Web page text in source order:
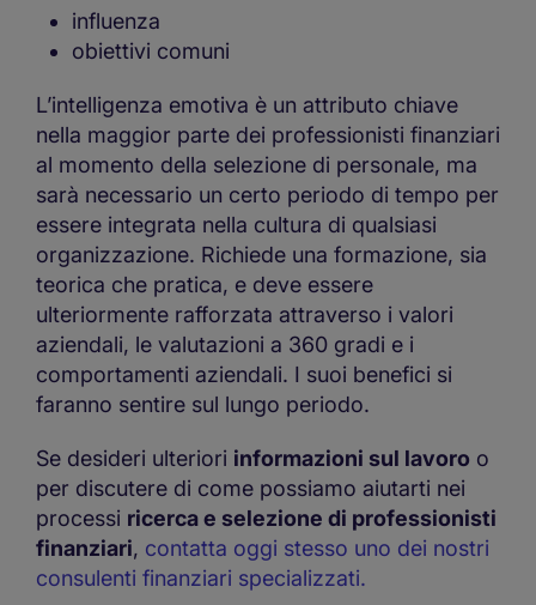
influenza
obiettivi comuni
L’intelligenza emotiva è un attributo chiave
nella maggior parte dei professionisti finanziari
al momento della selezione di personale, ma
sarà necessario un certo periodo di tempo per
essere integrata nella cultura di qualsiasi
organizzazione. Richiede una formazione, sia
teorica che pratica, e deve essere
ulteriormente rafforzata attraverso i valori
aziendali, le valutazioni a 360 gradi e i
comportamenti aziendali. I suoi benefici si
faranno sentire sul lungo periodo.
Se desideri ulteriori informazioni sul lavoro o
per discutere di come possiamo aiutarti nei
processi ricerca e selezione di professionisti
finanziari, contatta oggi stesso uno dei nostri
consulenti finanziari specializzati.